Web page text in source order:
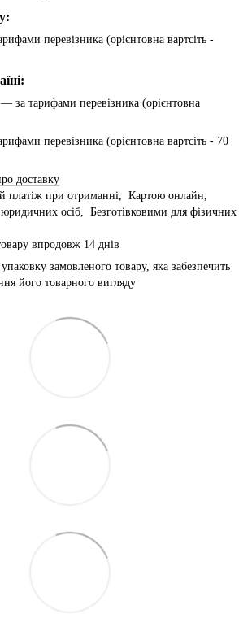
перевізника (орієнтовна вартсіть -
тарифами перевізника (орієнтовна
перевізника (орієнтовна вартсіть - 70
доставку
платіж при отриманні, Картою онлайн,
осіб, Безготівковими для фізичних
впродовж 14 днів
замовленого товару, яка забезпечить
його товарного вигляду